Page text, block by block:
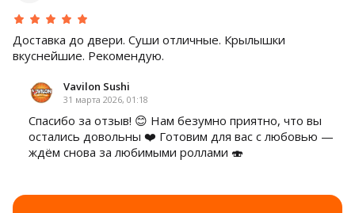
Доставка до двери. Суши отличные. Крылышки
вкуснейшие. Рекомендую.
Vavilon Sushi
31 марта 2026, 01:18
Спасибо за отзыв! 😊 Нам безумно приятно, что вы
остались довольны ❤️ Готовим для вас с любовью —
ждём снова за любимыми роллами 🍣